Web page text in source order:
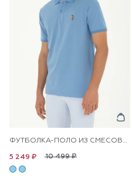
ФУТБОЛКА-ПОЛО ИЗ СМЕСОВОГО ХЛОПКА
10 499 ₽
5 249 ₽